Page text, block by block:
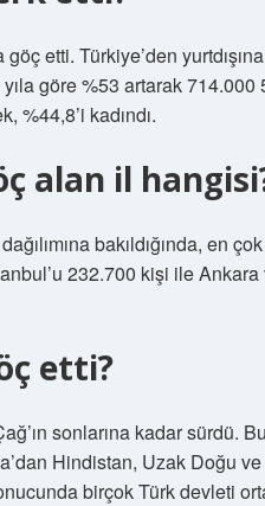
etti. Türkiye’den
göre %53 artarak 714.000
%44,8’i kadındı.
alan il
bakıldığında, en
232.700 kişi ile Ankara
etti?
sonlarına kadar sürdü.
Hindistan, Uzak Doğu
birçok Türk devleti